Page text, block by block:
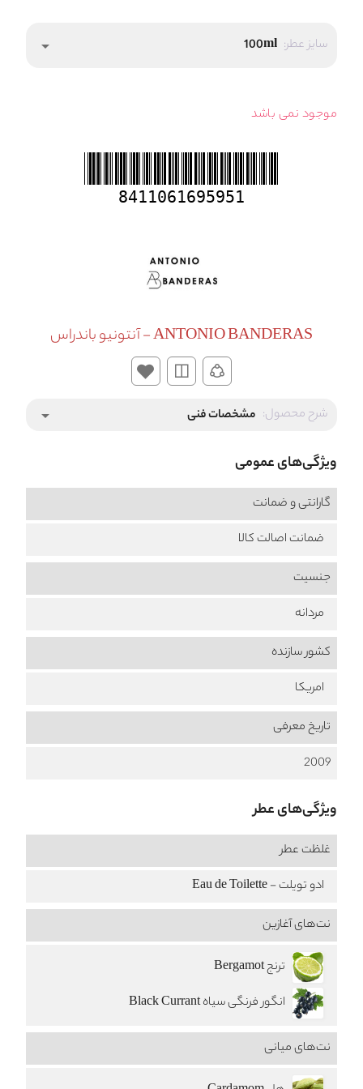
سایز عطر: 100ml
arrow_drop_down
موجود نمی باشد
8411061695951
ANTONIO BANDERAS - آنتونیو باندراس
شرح محصول: مشخصات فنی arrow_drop_down
ویژگی‌های عمومی
گارانتی و ضمانت
ضمانت اصالت کالا
جنسیت
مردانه
کشور سازنده
امریکا
تاریخ معرفی
2009
ویژگی‌های عطر
غلظت عطر
ادو تویلت - Eau de Toilette
نت‌های آغازین
ترنج Bergamot
انگور فرنگی سیاه Black Currant
نت‌های میانی